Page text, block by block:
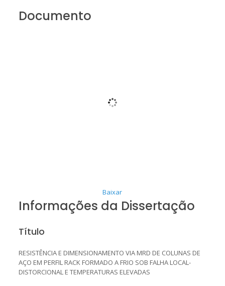
Documento
Baixar
Informações da Dissertação
Título
RESISTÊNCIA E DIMENSIONAMENTO VIA MRD DE COLUNAS DE
AÇO EM PERFIL RACK FORMADO A FRIO SOB FALHA LOCAL-
DISTORCIONAL E TEMPERATURAS ELEVADAS